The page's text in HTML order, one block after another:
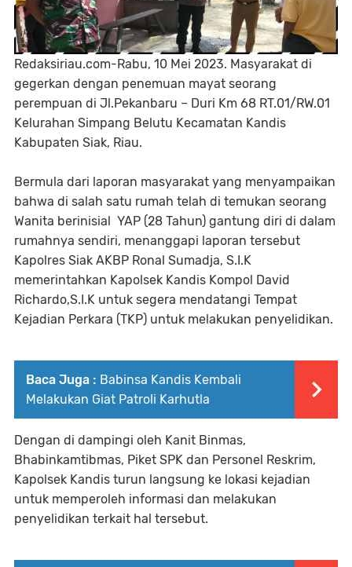
Redaksiriau.com-Rabu, 10 Mei 2023. Masyarakat di
gegerkan dengan penemuan mayat seorang
perempuan di Jl.Pekanbaru – Duri Km 68 RT.01/RW.01
Kelurahan Simpang Belutu Kecamatan Kandis
Kabupaten Siak, Riau.
Bermula dari laporan masyarakat yang menyampaikan
bahwa di salah satu rumah telah di temukan seorang
Wanita berinisial YAP (28 Tahun) gantung diri di dalam
rumahnya sendiri, menanggapi laporan tersebut
Kapolres Siak AKBP Ronal Sumadja, S.I.K
memerintahkan Kapolsek Kandis Kompol David
Richardo,S.I.K untuk segera mendatangi Tempat
Kejadian Perkara (TKP) untuk melakukan penyelidikan.
Baca Juga : Babinsa Kandis Kembali
Melakukan Giat Patroli Karhutla
Dengan di dampingi oleh Kanit Binmas,
Bhabinkamtibmas, Piket SPK dan Personel Reskrim,
Kapolsek Kandis turun langsung ke lokasi kejadian
untuk memperoleh informasi dan melakukan
penyelidikan terkait hal tersebut.